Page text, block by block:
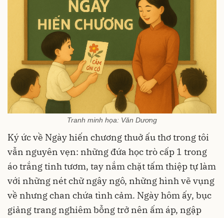
Tranh minh họa: Văn Dương
Ký ức về Ngày hiến chương thuở ấu thơ trong tôi
vẫn nguyên vẹn: những đứa học trò cấp 1 trong
áo trắng tinh tươm, tay nắm chặt tấm thiệp tự làm
với những nét chữ ngây ngô, những hình vẽ vụng
về nhưng chan chứa tình cảm. Ngày hôm ấy, bục
giảng trang nghiêm bỗng trở nên ấm áp, ngập